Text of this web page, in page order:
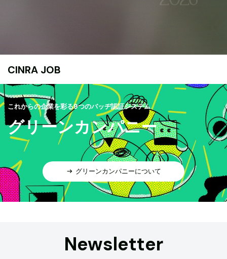
CINRA JOB
これからの企業を彩る9つのバッヂ認証システム
グリーンカンパニー
グリーンカンパニーについて
Newsletter